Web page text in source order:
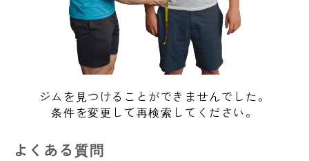
ジムを見つけることができませんでした。
条件を変更して再検索してください。
よくある質問